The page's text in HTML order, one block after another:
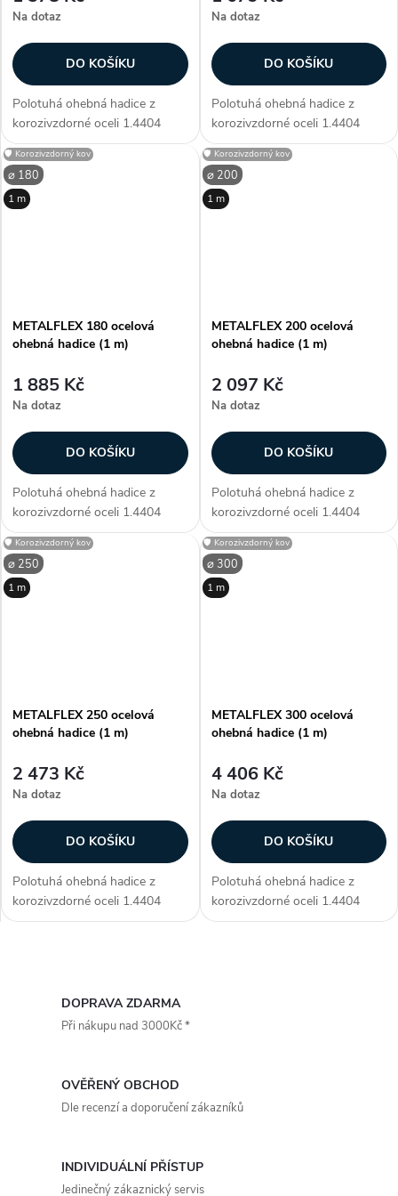
Na dotaz
DO KOŠÍKU
Polotuhá ohebná hadice z
korozivzdorné oceli 1.4404
(ČSN 10088-1) AISI 316L. pro
mechan. větrací a klimatická
vedení pro odtahy kouře a
prachu jako komínové vložky
Na dotaz
DO KOŠÍKU
Polotuhá ohebná hadice z
korozivzdorné oceli 1.4404
(ČSN 10088-1) AISI 316L. pro
mechan. větrací a klimatická
vedení pro odtahy kouře a
prachu jako komínové vložky
⌀ 180
🛡️ Korozivzdorný kov
1 m
METALFLEX 180 ocelová
ohebná hadice (1 m)
1 885 Kč
Na dotaz
DO KOŠÍKU
Polotuhá ohebná hadice z
korozivzdorné oceli 1.4404
(ČSN 10088-1) AISI 316L. pro
mechan. větrací a klimatická
vedení pro odtahy kouře a
prachu jako komínové vložky
⌀ 200
🛡️ Korozivzdorný kov
1 m
METALFLEX 200 ocelová
ohebná hadice (1 m)
2 097 Kč
Na dotaz
DO KOŠÍKU
Polotuhá ohebná hadice z
korozivzdorné oceli 1.4404
(ČSN 10088-1) AISI 316L. pro
mechan. větrací a klimatická
vedení pro odtahy kouře a
prachu jako komínové vložky
⌀ 250
🛡️ Korozivzdorný kov
1 m
METALFLEX 250 ocelová
ohebná hadice (1 m)
2 473 Kč
Na dotaz
DO KOŠÍKU
Polotuhá ohebná hadice z
korozivzdorné oceli 1.4404
(ČSN 10088-1) AISI 316L. pro
🛡️ Korozivzdorný kov
1 m
⌀ 300
METALFLEX 300 ocelová
ohebná hadice (1 m)
4 406 Kč
Na dotaz
DO KOŠÍKU
Polotuhá ohebná hadice z
korozivzdorné oceli 1.4404
(ČSN 10088-1) AISI 316L. pro
DOPRAVA ZDARMA
Při nákupu nad 3000Kč *
OVĚŘENÝ OBCHOD
Dle recenzí a doporučení zákazníků
INDIVIDUÁLNÍ PŘÍSTUP
Jedinečný zákaznický servis